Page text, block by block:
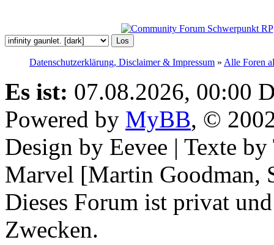
Datenschutzerklärung, Disclaimer & Impressum » Alle Foren
Es ist: 07.08.2026, 00:00
Powered by MyBB, ©
Design by Eevee | Texte
Marvel [Martin Goodman,
Dieses Forum ist privat
Zwecken.